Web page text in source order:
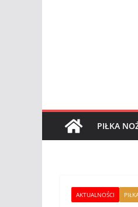
PIŁKA
AKTUALNOŚCI